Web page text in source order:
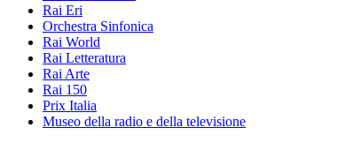
Rai Eri
Orchestra Sinfonica
Rai World
Rai Letteratura
Rai Arte
Rai 150
Prix Italia
Museo della radio e della televisione